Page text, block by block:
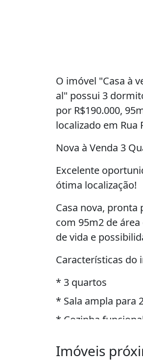
O imóvel "Casa à
al" possui 3
por R$190.000,
localizado em Rua
Nova à Venda 3
Excelente
ótima localização!
Casa nova,
com 95m2 de
de vida e
Características do
* 3 quartos
* Sala ampla para
* Cozinha
* Área de serviço
Imóveis